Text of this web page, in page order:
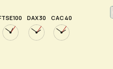
100 DAX 30 CAC 40